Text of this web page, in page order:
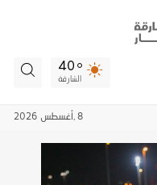
40
الشارقة
8 , أغسطس 2026